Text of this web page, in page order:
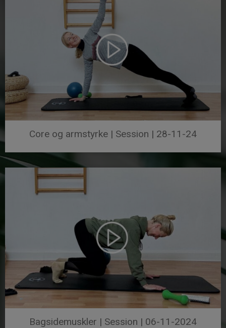
Core og armstyrke | Session | 28-11-24
Bagsidemuskler | Session | 06-11-2024